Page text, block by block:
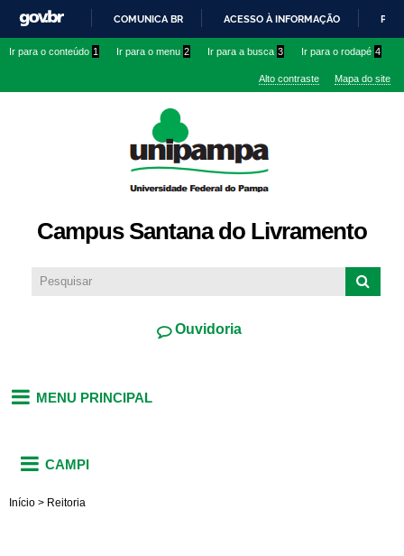
conteúdo
IR
O
COMUNICA BR ACESSO À INFORMAÇÃO
Ir para o conteúdo 1 Ir para o menu 2 Ir para a busca 3 Ir para o rodapé 4
Alto contraste Mapa do site
Campus Santana do Livramento
Ouvidoria
MENU PRINCIPAL
CAMPI
Início > Reitoria